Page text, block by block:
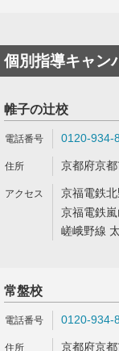
個別指導キャン
帷子の辻校
0120-934-
京都府京
京福電鉄
京福電鉄
嵯峨野線
常盤校
0120-934-
京都府京